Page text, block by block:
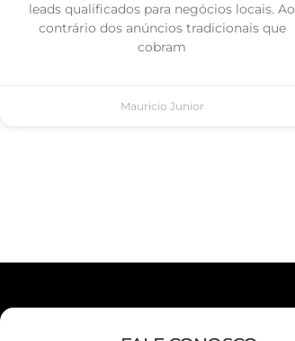
leads qualificados para negócios locais. Ao
contrário dos anúncios tradicionais que
cobram
Mauricio Junior